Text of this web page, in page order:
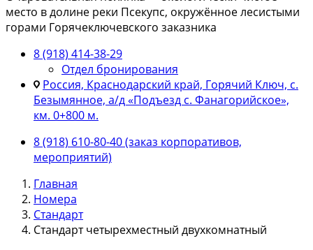
место в долине реки Псекупс, окружённое лесистыми
горами Горячеключевского заказника
8 (918) 414-38-29
Отдел бронирования
Россия, Краснодарский край, Горячий Ключ, с.
Безымянное, а/д «Подъезд с. Фанагорийское»,
км. 0+800 м.
8 (918) 610-80-40 (заказ корпоративов,
мероприятий)
Главная
Номера
Стандарт
Стандарт четырехместный двухкомнатный